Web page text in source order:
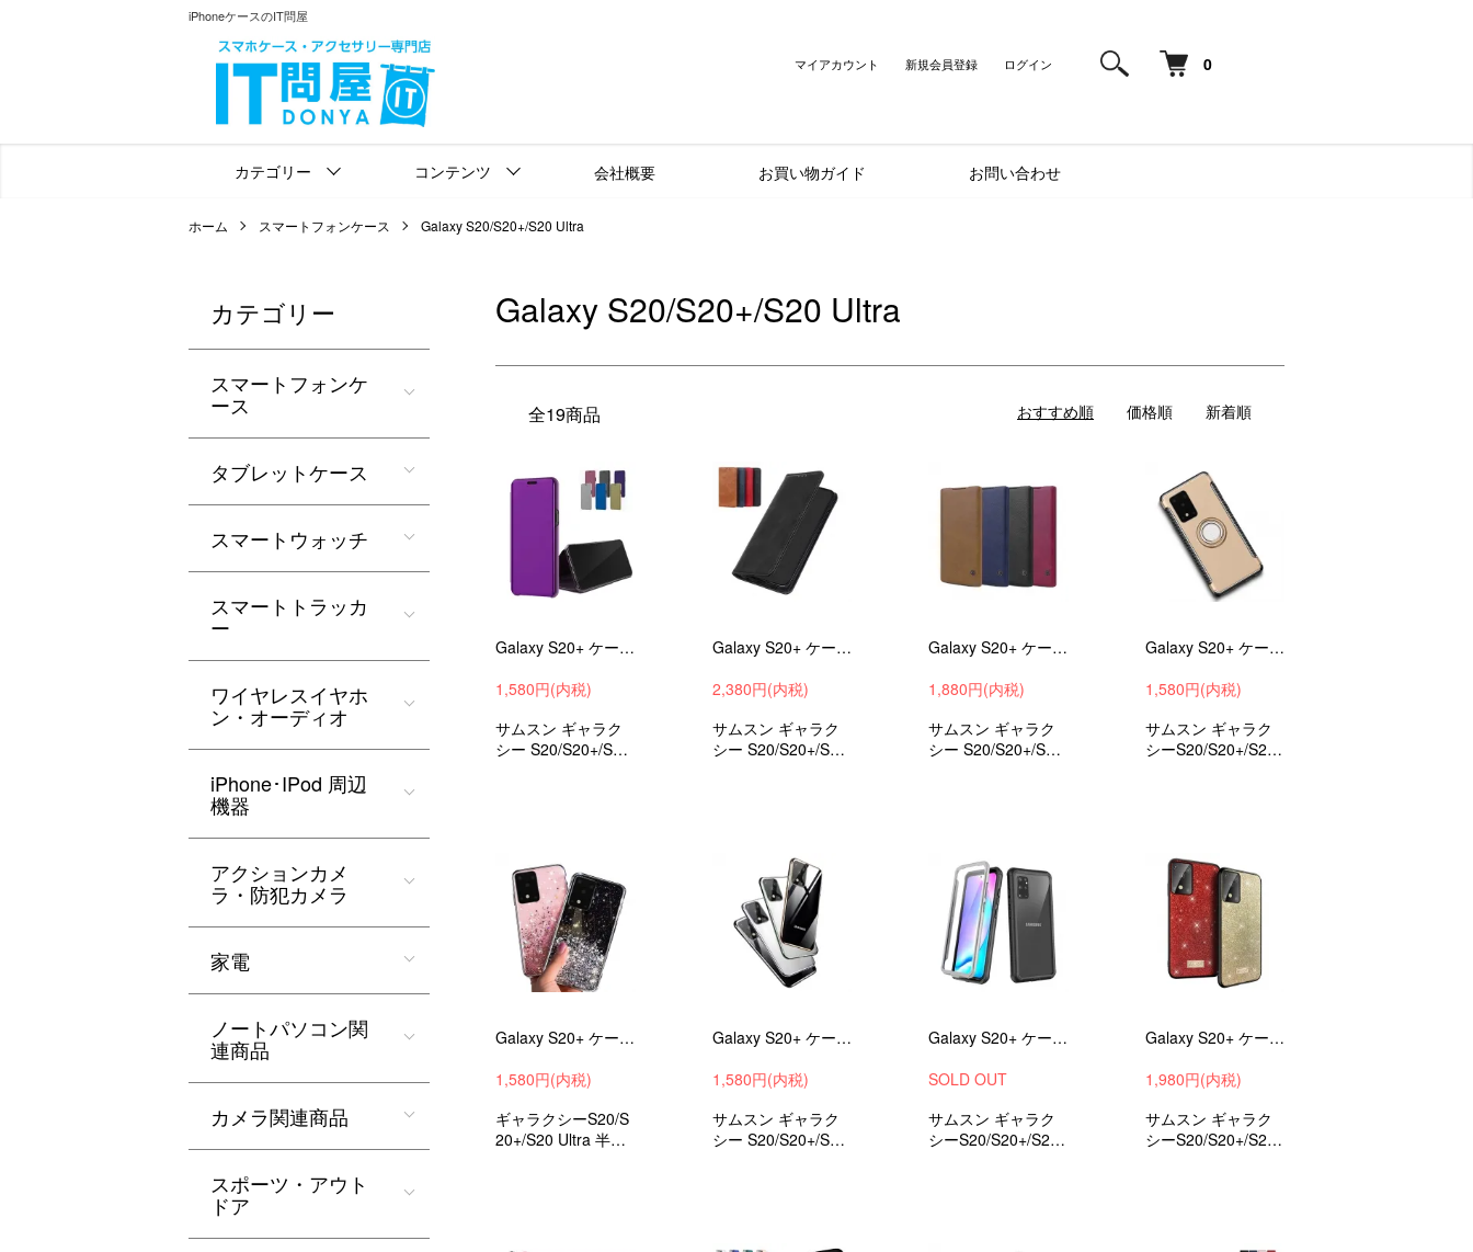
iPhoneケースのIT問屋
0
マイアカウント 新規会員登録 ログイン
カテゴリー コンテンツ 会社概要 お買い物ガイド お問い合わせ
ホーム スマートフォンケース Galaxy S20/S20+/S20 Ultra
Galaxy S20/S20+/S20 Ultra
全19商品 おすすめ順 価格順 新着順
Galaxy S20+ ケース S20/S20 Ultra カバー 2つ折り 液晶保護 ギャラクシー SAM04#12
1,580円(内税)
サムスン ギャラク
シー S20/S20+/S20
Galaxy S20+ ケース S20/S20 Ultra カバー 手帳型 かわいい レザー スタンド機能 カード収納 PUレザー ギャラクシー#20
2,380円(内税)
サムスン ギャラク
シー S20/S20+/S20
スマホケース スマ
ホカバー
Galaxy S20+ ケース S20/S20 Ultra カバー 手帳型 かわいい ギャラクシー 手帳タイプ レザー GG05#60
1,880円(内税)
サムスン ギャラク
シー S20/S20+/S20
ホカバー
Galaxy S20+ ケース S20/S20 Ultra カバー TPU ソフトケース リング付き サムスン ギャラクシー ハードケース CX04#80
1,580円(内税)
サムスン ギャラク
シーS20/S20+/S20
衝撃吸収 android ケ
ース スマホケース
スマホカバー
Galaxy S20+ ケース S20/S20 Ultra カバー TPU クリア ラメ グリッター ギャラクシー ソフトケース SF05#81
1,580円(内税)
ギャラクシーS20/S
20+/S20 Ultra 半透
Galaxy S20+ ケース S20/S20 Ultra カバー クリア シンプル 透明 ソフト #98
1,580円(内税)
サムスン ギャラク
シー S20/S20+/S20
Galaxy S20+ ケース S20/S20 Ultra カバー クリアケース 耐衝撃 /スマフォ/スマホ#99
SOLD OUT
サムスン ギャラク
シーS20/S20+/S20
Galaxy S20+ ケース S20/S20 Ultra カバー 耐衝撃 可愛い キラキラ お洒落 ラメ グリッター おしゃれ スマホ#122
1,980円(内税)
サムスン ギャラク
シーS20/S20+/S20
カテゴリー
スマートフォンケ
ース
タブレットケース
スマートウォッチ
スマートトラッカ
ー
ワイヤレスイヤホ
ン・オーディオ
iPhone･IPod 周辺
機器
アクションカメ
ラ・防犯カメラ
家電
ノートパソコン関
連商品
カメラ関連商品
スポーツ・アウト
ドア